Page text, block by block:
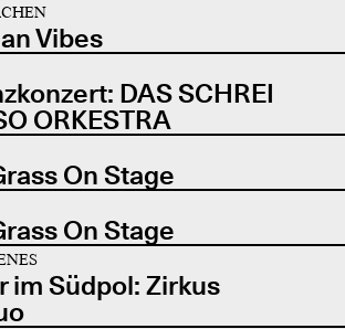
Vibes
DAS SCHREI
ORKESTRA
On Stage
On Stage
im Südpol: Zirkus